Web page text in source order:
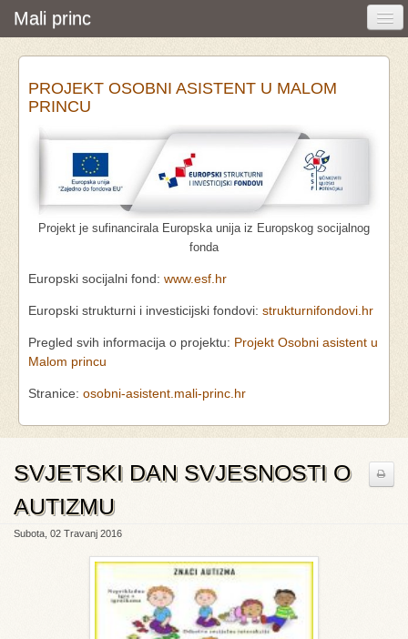
Mali princ
Početna
Vijesti i događanja
Udruga
Pretraživanje
PROJEKT OSOBNI ASISTENT U MALOM
PRINCU
Projekt je sufinancirala Europska unija iz Europskog socijalnog
fonda
Europski socijalni fond: www.esf.hr
Europski strukturni i investicijski fondovi: strukturnifondovi.hr
Pregled svih informacija o projektu: Projekt Osobni asistent u
Malom princu
Stranice: osobni-asistent.mali-princ.hr
SVJETSKI DAN SVJESNOSTI O
AUTIZMU
Subota, 02 Travanj 2016